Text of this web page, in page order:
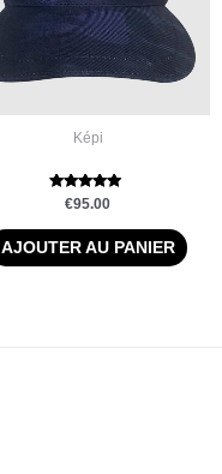
Képi
Note
5.00
sur 5
€95.00
AJOUTER AU PANIER